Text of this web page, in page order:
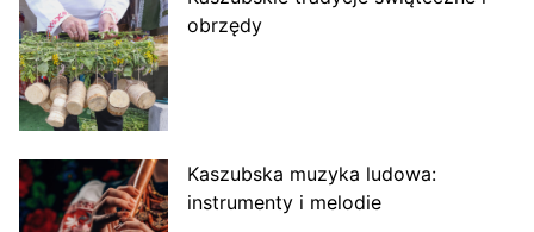
obrzędy
Kaszubska muzyka ludowa:
instrumenty i melodie